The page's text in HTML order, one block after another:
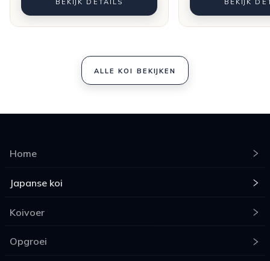
ALLE KOI BEKIJKEN
Home
Japanse koi
Koivoer
Opgroei